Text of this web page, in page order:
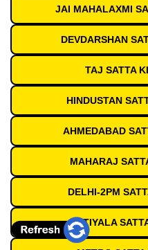
JAI MAHALAXMI
DEVDARSHAN
TAJ SATTA
HINDUSTAN
AHMEDABAD
MAHARAJ
DELHI-2PM
PATIYALA